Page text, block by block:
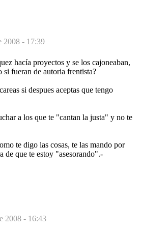
2008 - 17:39
hacía proyectos y se los cajoneaban,
si fueran de autoria frentista?
si despues aceptas que tengo
a los que te "cantan la justa" y no te
te digo las cosas, te las mando por
de que te estoy "asesorando".-
2008 - 16:43